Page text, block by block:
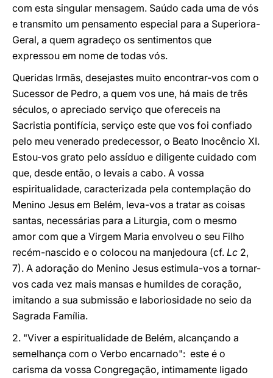
com esta singular mensagem. Saúdo cada uma de vós
e transmito um pensamento especial para a Superiora-
Geral, a quem agradeço os sentimentos que
expressou em nome de todas vós.
Queridas Irmãs, desejastes muito encontrar-vos com o
Sucessor de Pedro, a quem vos une, há mais de três
séculos, o apreciado serviço que ofereceis na
Sacristia pontifícia, serviço este que vos foi confiado
pelo meu venerado predecessor, o Beato Inocêncio XI.
Estou-vos grato pelo assíduo e diligente cuidado com
que, desde então, o levais a cabo. A vossa
espiritualidade, caracterizada pela contemplação do
Menino Jesus em Belém, leva-vos a tratar as coisas
santas, necessárias para a Liturgia, com o mesmo
amor com que a Virgem Maria envolveu o seu Filho
recém-nascido e o colocou na manjedoura (cf. Lc 2,
7). A adoração do Menino Jesus estimula-vos a tornar-
vos cada vez mais mansas e humildes de coração,
imitando a sua submissão e laboriosidade no seio da
Sagrada Família.
2. "Viver a espiritualidade de Belém, alcançando a
semelhança com o Verbo encarnado": este é o
carisma da vossa Congregação, intimamente ligado